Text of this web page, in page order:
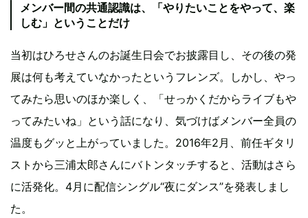
メンバー間の共通認識は、「やりたいことをやって、楽
しむ」ということだけ
当初はひろせさんのお誕生日会でお披露目し、その後の発
展は何も考えていなかったというフレンズ。しかし、やっ
てみたら思いのほか楽しく、「せっかくだからライブもや
ってみたいね」という話になり、気づけばメンバー全員の
温度もグッと上がっていました。2016年2月、前任ギタリ
ストから三浦太郎さんにバトンタッチすると、活動はさら
に活発化。4月に配信シングル“夜にダンス”を発表しまし
た。